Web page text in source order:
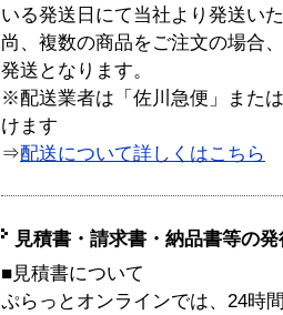
いる発送日にて当社より発送い
尚、複数の商品をご注文の場合
発送となります。
※配送業者は「佐川急便」また
けます
⇒配送について詳しくはこちら
見積書・請求書・納品書等の
■見積書について
ぷらっとオンラインでは、24時